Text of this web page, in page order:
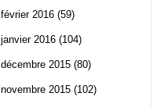
février 2016 (59)
janvier 2016 (104)
décembre 2015 (80)
novembre 2015 (102)